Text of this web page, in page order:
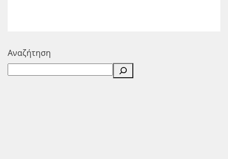
Αναζήτηση